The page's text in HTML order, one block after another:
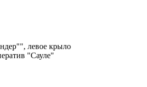
левое крыло
"Сауле"